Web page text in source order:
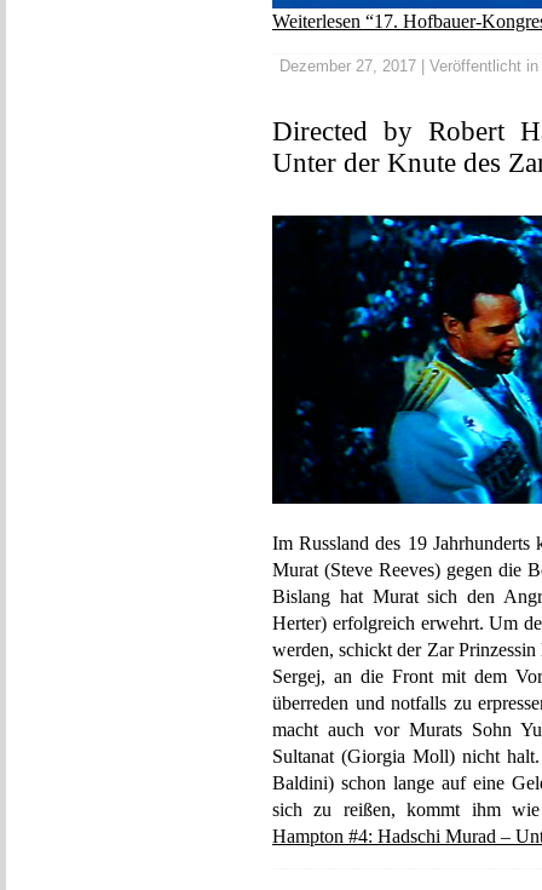
Weiterlesen “17. Hofbauer-
Dezember 27, 2017 | Veröffentlicht in
Directed by Robert
Unter der Knute des
Im Russland des 19
Murat (Steve Reeves) gegen die
Bislang hat Murat sich den
Herter) erfolgreich erwehrt. Um
werden, schickt der Zar
Sergej, an die Front mit dem
überreden und notfalls zu
macht auch vor Murats Sohn
Sultanat (Giorgia Moll) nicht
Baldini) schon lange auf eine
sich zu reißen, kommt ihm
Hampton #4: Hadschi Murad –